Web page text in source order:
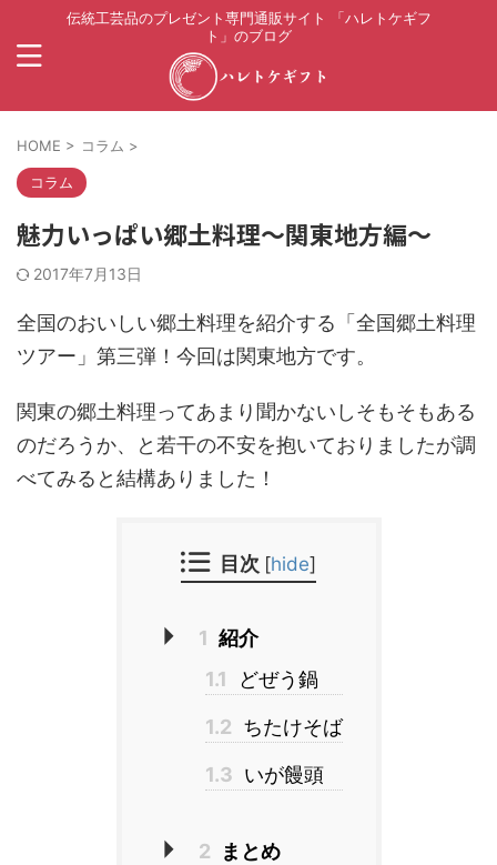
伝統工芸品のプレゼント専門通販サイト 「ハレトケギフ
ト」のブログ
HOME > コラム >
コラム
魅力いっぱい郷土料理〜関東地方編〜
2017年7月13日
全国のおいしい郷土料理を紹介する「全国郷土料理
ツアー」第三弾！今回は関東地方です。
関東の郷土料理ってあまり聞かないしそもそもある
のだろうか、と若干の不安を抱いておりましたが調
べてみると結構ありました！
目次 [hide]
1 紹介
1.1
どぜう鍋
1.2 ちたけそば
1.3 いが饅頭
2 まとめ